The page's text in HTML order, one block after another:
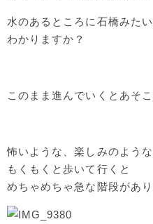
水のあるところに石橋みた
わかりますか？
このまま進んでいくとあそ
怖いような、楽しみのよう
もくもくと歩いて行くと
めちゃめちゃ急な階段があり